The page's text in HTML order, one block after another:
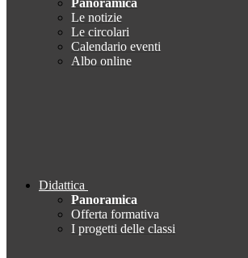
Panoramica
Le notizie
Le circolari
Calendario eventi
Albo online
Didattica
Panoramica
Offerta formativa
I progetti delle classi